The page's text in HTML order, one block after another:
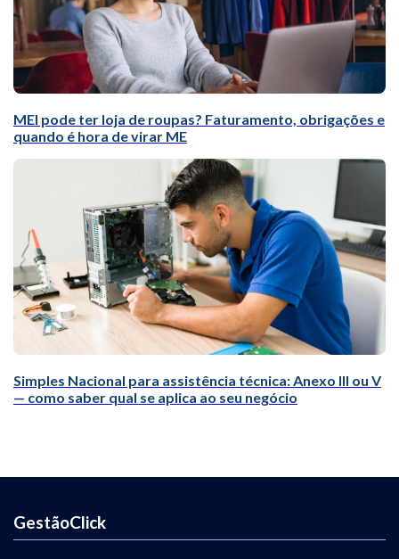
MEI pode ter loja de roupas? Faturamento, obrigações e
quando é hora de virar ME
Simples Nacional para assistência técnica: Anexo III ou V
— como saber qual se aplica ao seu negócio
GestãoClick